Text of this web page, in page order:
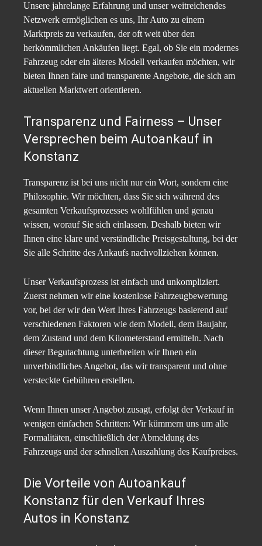
Unsere jahrelange Erfahrung und unser weitreichendes
Netzwerk ermöglichen es uns, Ihr Auto zu einem
Marktpreis zu verkaufen, der oft weit über den
herkömmlichen Ankäufen liegt. Egal, ob Sie ein modernes
Fahrzeug oder ein älteres Modell verkaufen möchten, wir
bieten Ihnen faire und transparente Angebote, die sich am
aktuellen Marktwert orientieren.
Transparenz und Fairness – Unser
Versprechen beim Autoankauf in
Konstanz
Transparenz ist bei uns nicht nur ein Wort, sondern eine
Philosophie. Wir möchten, dass Sie sich während des
gesamten Verkaufsprozesses wohlfühlen und genau
wissen, worauf Sie sich einlassen. Deshalb bieten wir
Ihnen eine klare und verständliche Preisgestaltung, bei der
Sie alle Schritte des Ankaufs nachvollziehen können.
Unser Verkaufsprozess ist einfach und unkompliziert.
Zuerst nehmen wir eine kostenlose Fahrzeugbewertung
vor, bei der wir den Wert Ihres Fahrzeugs basierend auf
verschiedenen Faktoren wie dem Modell, dem Baujahr,
dem Zustand und dem Kilometerstand ermitteln. Nach
dieser Begutachtung unterbreiten wir Ihnen ein
unverbindliches Angebot, das wir transparent und ohne
versteckte Gebühren erstellen.
Wenn Ihnen unser Angebot zusagt, erfolgt der Verkauf in
wenigen einfachen Schritten: Wir kümmern uns um alle
Formalitäten, einschließlich der Abmeldung des
Fahrzeugs und der schnellen Auszahlung des Kaufpreises.
Die Vorteile von Autoankauf
Konstanz für den Verkauf Ihres
Autos in Konstanz